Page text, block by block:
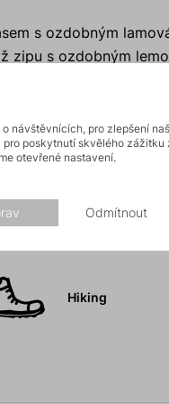
s ozdobným
zipu s ozdobným
s ozdobným
s potiskem
Hiking
návštěvnících, pro zlepšení
poskytnutí skvělého zážitku
otevřené nastavení.
Odmítnout